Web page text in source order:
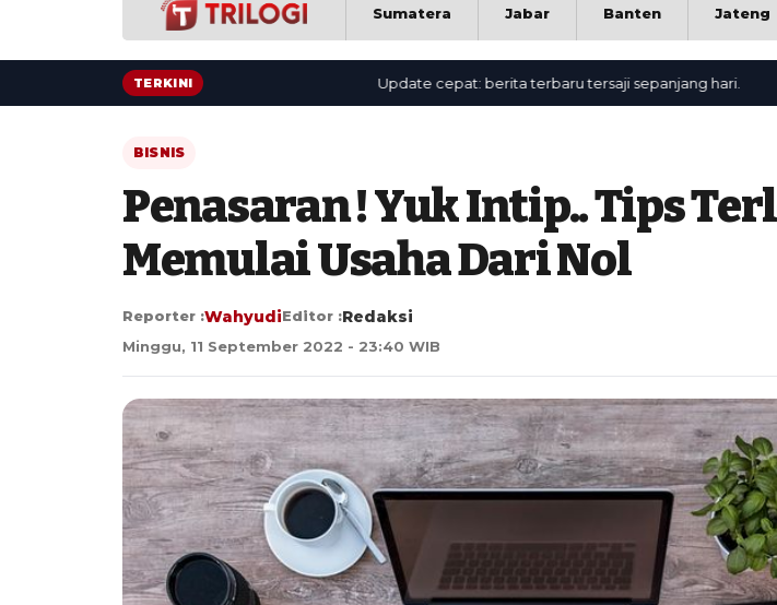
Sumatera Jabar Banten Jateng
TERKINI Update cepat: berita terbaru tersaji sepanjang hari.
BISNIS
Penasaran ! Yuk Intip.. Tips
Memulai Usaha Dari Nol
Reporter :WahyudiEditor :Redaksi
Minggu, 11 September 2022 - 23:40 WIB